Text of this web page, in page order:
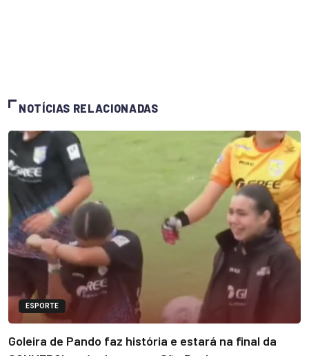
NOTÍCIAS RELACIONADAS
ESPORTE
Goleira de Pando faz história e estará na final da